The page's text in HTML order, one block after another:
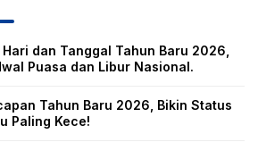
Hari dan Tanggal Tahun Baru 2026,
Puasa dan Libur Nasional.
Tahun Baru 2026, Bikin Status
Paling Kece!